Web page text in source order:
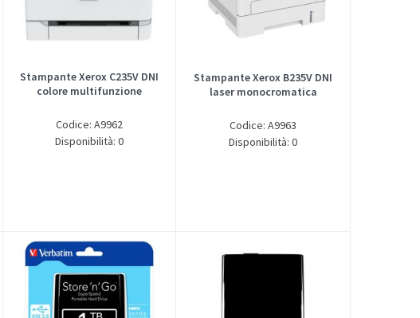
Stampante Xerox C235V DNI
colore multifunzione
Codice: A9962
Disponibilità: 0
Stampante Xerox B235V DNI
laser monocromatica
Codice: A9963
Disponibilità: 0